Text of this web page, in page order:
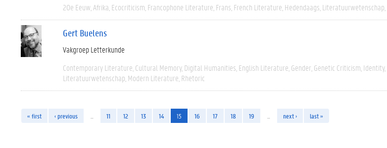
20e Eeuw Afrika Ecocriticism Francophone Literature Frans French Literature Hedendaags Literatuurwetenschap
Gert Buelens
Vakgroep Letterkunde
Contemporary Literature Cultural Memory Digital Humanities English Literature Gender Genetic Criticism Identity
Literatuurwetenschap Modern Literature Rhetoric
« first ‹ previous 11 12 13 14 15 16 17 18 19 next › last »